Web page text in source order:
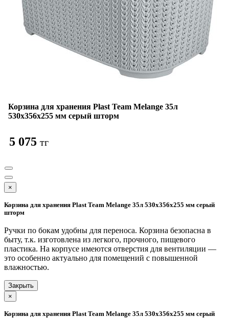
Корзина для хранения Plast Team Melange 35л
530х356х255 мм серый шторм
5 075 тг
×
Корзина для хранения Plast Team Melange 35л 530х356х255 мм серый
шторм
Ручки по бокам удобны для переноса. Корзина безопасна в
быту, т.к. изготовлена из легкого, прочного, пищевого
пластика. На корпусе имеются отверстия для вентиляции —
это особенно актуально для помещений с повышенной
влажностью.
Закрыть
×
Корзина для хранения Plast Team Melange 35л 530х356х255 мм серый